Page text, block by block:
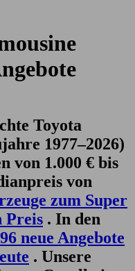
Toyota
1977–2026)
von 1.000 € bis
von
zum Super
Preis . In den
96 neue Angebote
. Unsere